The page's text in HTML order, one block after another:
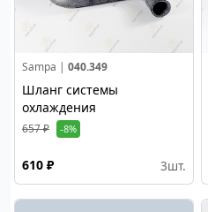
Sampa | 040.349
Шланг системы
охлаждения
657 ₽ -8%
610 ₽ 3шт.